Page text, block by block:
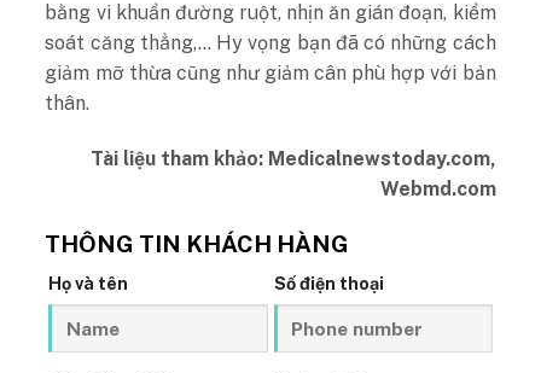
bằng vi khuẩn đường ruột, nhịn ăn gián đoạn, kiểm
soát căng thẳng,… Hy vọng bạn đã có những cách
giảm mỡ thừa cũng như giảm cân phù hợp với bản
thân.
Tài liệu tham khảo: Medicalnewstoday.com,
Webmd.com
THÔNG TIN KHÁCH HÀNG
Họ và tên Số điện thoại